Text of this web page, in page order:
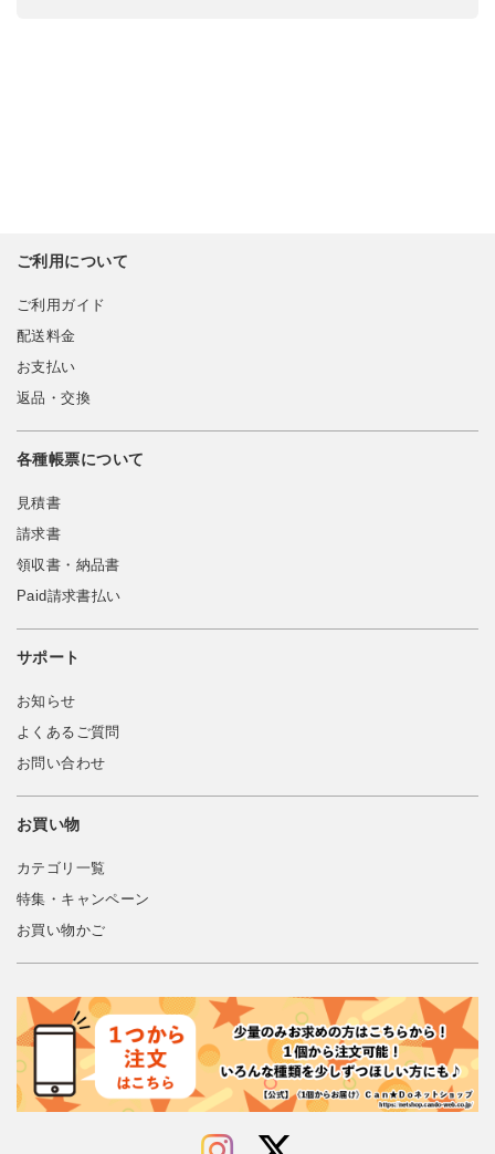
ご利用について
ご利用ガイド
配送料金
お支払い
返品・交換
各種帳票について
見積書
請求書
領収書・納品書
Paid請求書払い
サポート
お知らせ
よくあるご質問
お問い合わせ
お買い物
カテゴリ一覧
特集・キャンペーン
お買い物かご